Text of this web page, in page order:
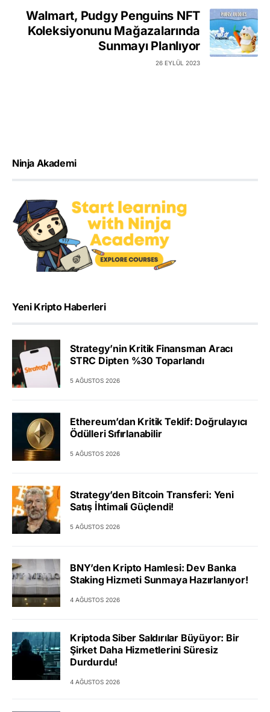
Walmart, Pudgy Penguins NFT
Koleksiyonunu Mağazalarında
Sunmayı Planlıyor
26 EYLÜL 2023
Ninja Akademi
Yeni Kripto Haberleri
Strategy’nin Kritik Finansman Aracı
STRC Dipten %30 Toparlandı
5 AĞUSTOS 2026
Ethereum’dan Kritik Teklif: Doğrulayıcı
Ödülleri Sıfırlanabilir
5 AĞUSTOS 2026
Strategy’den Bitcoin Transferi: Yeni
Satış İhtimali Güçlendi!
5 AĞUSTOS 2026
BNY’den Kripto Hamlesi: Dev Banka
Staking Hizmeti Sunmaya Hazırlanıyor!
4 AĞUSTOS 2026
Kriptoda Siber Saldırılar Büyüyor: Bir
Şirket Daha Hizmetlerini Süresiz
Durdurdu!
4 AĞUSTOS 2026